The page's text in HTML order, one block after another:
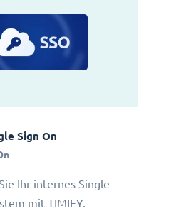
Sign On
Ihr internes Single-
mit TIMIFY.